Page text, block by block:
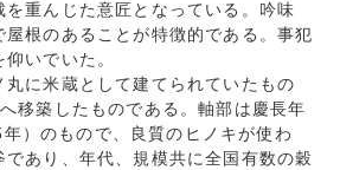
を重んじた意匠となっている。吟味
屋根のあることが特徴的である。事犯
いでいた。
に米蔵として建てられていたもの
移築したものである。軸部は慶長年
）のもので、良質のヒノキが使わ
あり、年代、規模共に全国有数の穀